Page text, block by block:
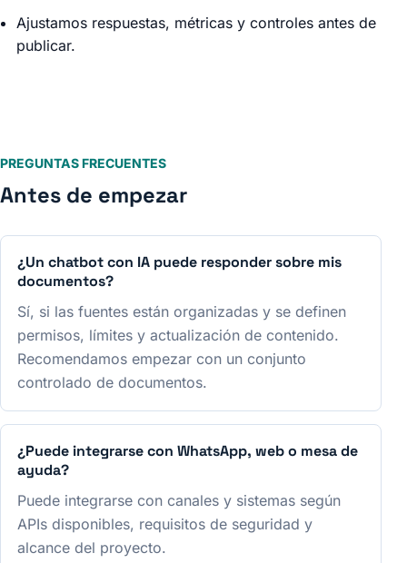
Ajustamos respuestas, métricas y controles antes de
publicar.
PREGUNTAS FRECUENTES
Antes de empezar
¿Un chatbot con IA puede responder sobre mis
documentos?
Sí, si las fuentes están organizadas y se definen
permisos, límites y actualización de contenido.
Recomendamos empezar con un conjunto
controlado de documentos.
¿Puede integrarse con WhatsApp, web o mesa de
ayuda?
Puede integrarse con canales y sistemas según
APIs disponibles, requisitos de seguridad y
alcance del proyecto.